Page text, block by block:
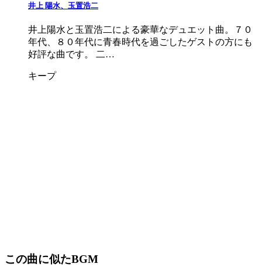
井上 陽水、玉置浩二
井上陽水と玉置浩二による豪華なデュエット曲。７０
年代、８０年代に青春時代を過ごしたゲストの方にも
好評な曲です。 二…
キープ
この曲に似たBGM